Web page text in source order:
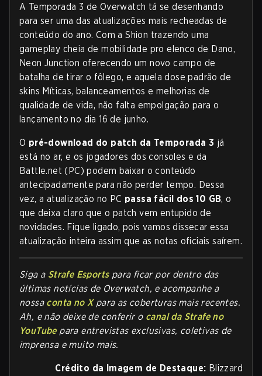
A Temporada 3 de Overwatch tá se desenhando
para ser uma das atualizações mais recheadas de
conteúdo do ano. Com a Shion trazendo uma
gameplay cheia de mobilidade pro elenco de Dano,
Neon Junction oferecendo um novo campo de
batalha de tirar o fôlego, e aquela dose padrão de
skins Míticas, balanceamentos e melhorias de
qualidade de vida, não falta empolgação para o
lançamento no dia 16 de junho.
O pré-download do patch da Temporada 3 já
está no ar, e os jogadores dos consoles e da
Battle.net (PC) podem baixar o conteúdo
antecipadamente para não perder tempo. Dessa
vez, a atualização no PC passa fácil dos 10 GB, o
que deixa claro que o patch vem entupido de
novidades. Fique ligado, pois vamos dissecar essa
atualização inteira assim que as notas oficiais saírem.
Siga a Strafe Esports para ficar por dentro das
últimas notícias de Overwatch, e acompanhe a
nossa conta no Xpara as coberturas mais recentes.
Ah, e não deixe de conferir o canal da Strafe no
YouTubepara entrevistas exclusivas, coletivas de
imprensa e muito mais.
Crédito da Imagem de Destaque: Blizzard